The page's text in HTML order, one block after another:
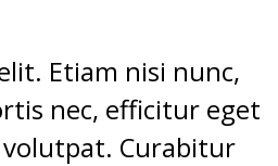
Etiam nisi nunc,
nec, efficitur eget
Curabitur